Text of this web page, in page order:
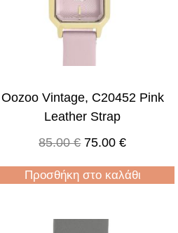
Oozoo Vintage, C20452 Pink
Leather Strap
85.00€ 75.00€
Προσθήκη στο καλάθι